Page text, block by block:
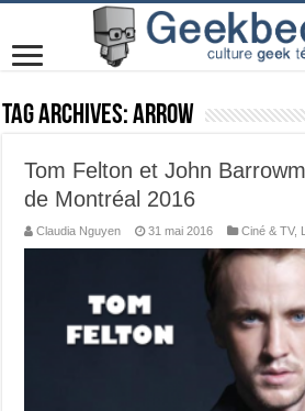
Tag Archives:Arrow
Tom Felton et John
de Montréal 2016
Claudia Nguyen 31 mai 2016 Ciné & TV,